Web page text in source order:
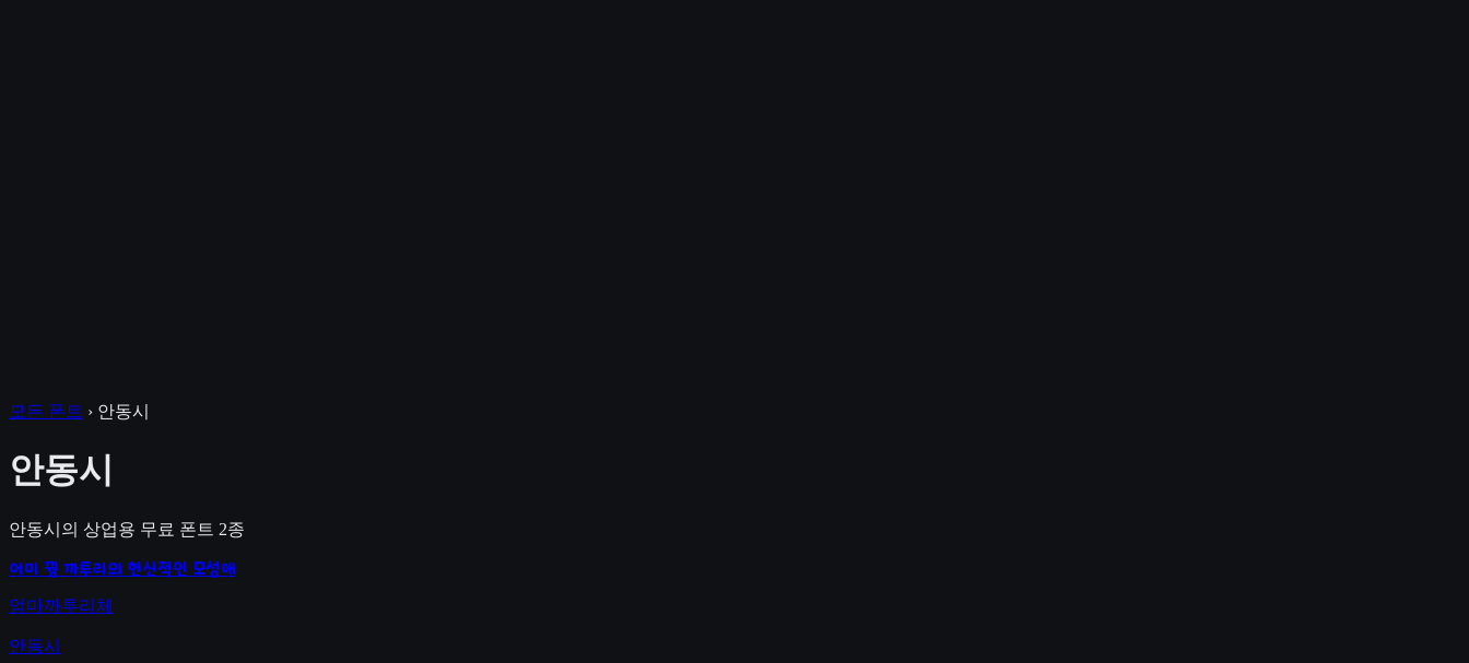
모든 폰트 › 안동시
안동시
안동시 의 상업용 무료 폰트 2종
어미 꿩 까투리의 헌신적인 모성애
엄마까투리체
안동시